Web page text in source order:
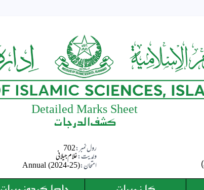
Detailed Marks Sheet
کشف الدرجات
رول نمبر:702
ولدیت:غلام جیلانی
امتحان:Annual (2024-25)